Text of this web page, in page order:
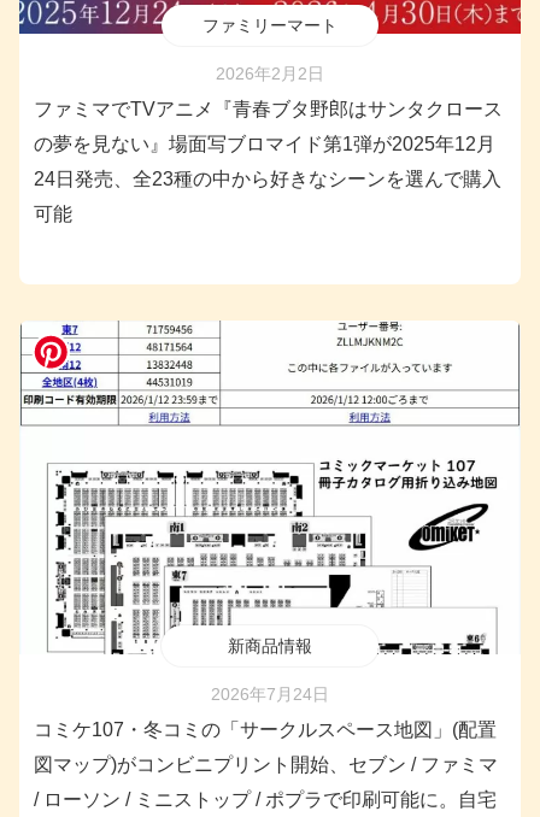
ファミリーマート
2026年2月2日
ファミマでTVアニメ『青春ブタ野郎はサンタクロース
の夢を見ない』場面写ブロマイド第1弾が2025年12月
24日発売、全23種の中から好きなシーンを選んで購入
可能
新商品情報
2026年7月24日
コミケ107・冬コミの「サークルスペース地図」(配置
図マップ)がコンビニプリント開始、セブン / ファミマ
/ ローソン / ミニストップ / ポプラで印刷可能に。自宅